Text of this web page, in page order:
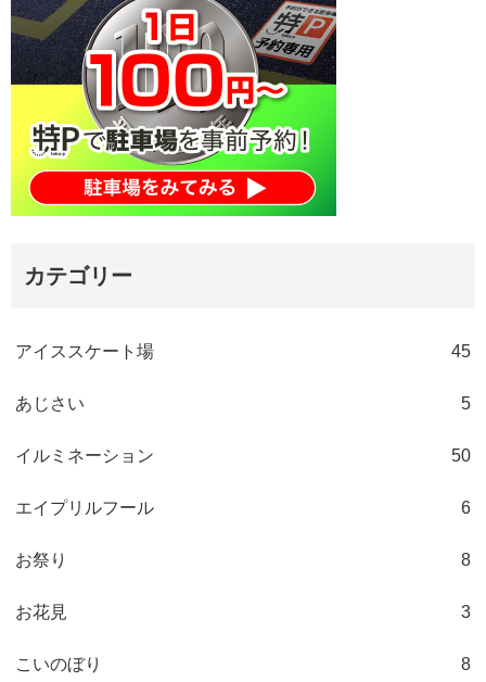
カテゴリー
アイススケート場 45
あじさい 5
イルミネーション 50
エイプリルフール 6
お祭り 8
お花見 3
こいのぼり 8